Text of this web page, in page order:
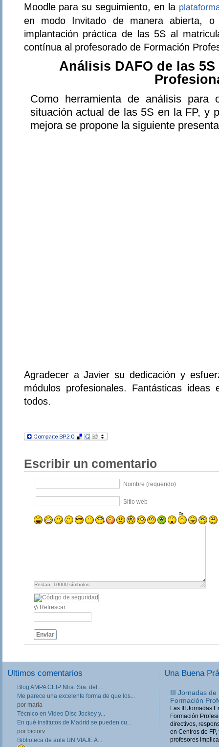
Moodle para su seguimiento, en la
en modo Invitado de manera abierta,
implantación práctica de las 5S al
contínua al profesorado de Formación
Análisis DAFO de las
Como herramienta de análisis para
situación actual de las 5S en la FP, y
mejora se propone la siguiente
Agradecer a Javier su dedicación y
módulos profesionales. Fantásticas
todos.
Escribir un comentario
Nombre (requerido)
Sitio web
Restan: 10000 símbolos
Refrescar
Enviar
Últimos comentarios
Blog AMPA CEIP Ntra. Sra. del ...
Me parece una excelente forma de que los...
por maria
Técnico en Vídeo Disc Jockey y...
En qué institutos de Madrid se pueden cu...
por bictorv
Biblioteca de aula UN VIAJE A...
Una Buena
III Jornadas
Formación
Las III Jornadas
Formación
directivos,
en Centros de
profesores